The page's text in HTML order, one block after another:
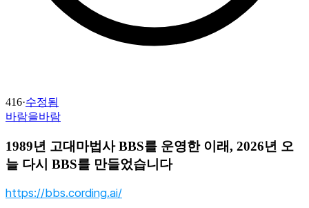
416·수정됨
바람을바람
1989년 고대마법사 BBS를 운영한 이래, 2026년 오
늘 다시 BBS를 만들었습니다
https://bbs.cording.ai/